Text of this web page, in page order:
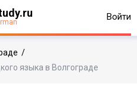
Войти
/
языка в Волгограде